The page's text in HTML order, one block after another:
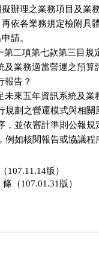
說明擬辦理之業務項目及業
後，再依各業務規定檢附具
申請。
第二項第七款第三目
統及業務適當營運之預
報告？
足未來五年資訊系統及
行規劃之營運模式與相
序，並依審計準則公報
，例如核閱報告或協議
107.11.14版）
（107.01.31版）